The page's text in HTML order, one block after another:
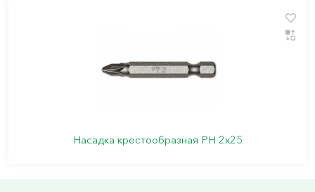
Насадка крестообразная PН 2х25